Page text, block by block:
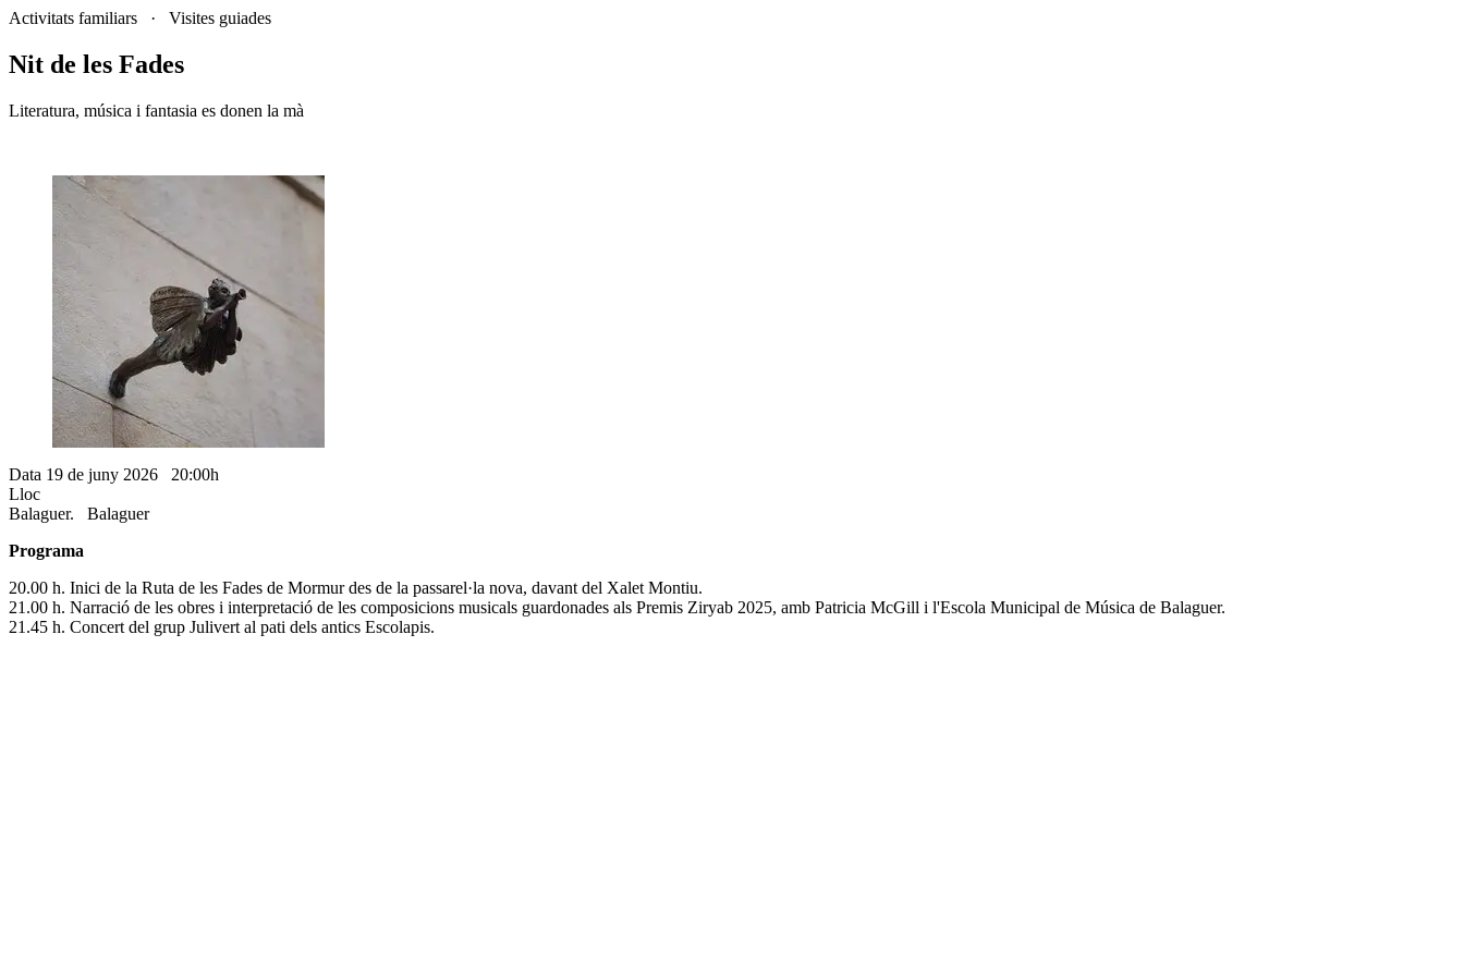
Activitats familiars · Visites guiades
Nit de les Fades
Literatura, música i fantasia es donen la mà
Data 19 de juny 2026 20:00h
Lloc
Balaguer. Balaguer
Programa
20.00 h. Inici de la Ruta de les Fades de Mormur des de la passarel·la nova, davant del Xalet Montiu.
21.00 h. Narració de les obres i interpretació de les composicions musicals guardonades als Premis Ziryab 2025, amb Patricia McGill i l'Escola Municipal de Música de Balaguer.
21.45 h. Concert del grup Julivert al pati dels antics Escolapis.